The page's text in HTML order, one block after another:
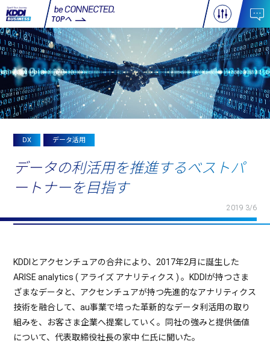
TOPへ
DX データ活用
データの利活用を推進するべストパ
ートナーを目指す
2019 3/6
KDDIとアクセンチュアの合弁により、2017年2月に誕生した
ARISE analytics ( アライズ アナリティクス ) 。KDDIが持つさま
ざまなデータと、アクセンチュアが持つ先進的なアナリティクス
技術を融合して、au事業で培った革新的なデータ利活用の取り
組みを、お客さま企業へ提案していく。同社の強みと提供価値
について、代表取締役社長の家中 仁氏に聞いた。